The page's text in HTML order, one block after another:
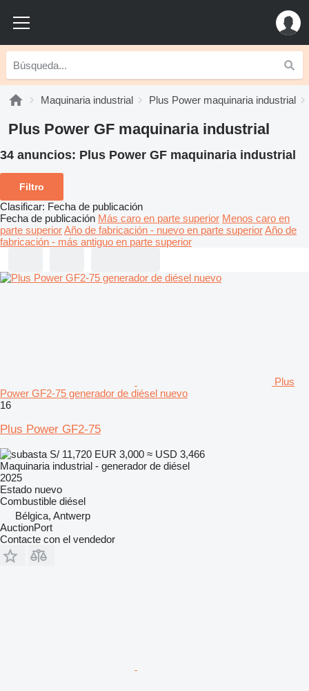
Maquinaria industrial Plus Power maquinaria industrial
Plus Power GF maquinaria industrial
34 anuncios: Plus Power GF maquinaria industrial
Filtro
Clasificar: Fecha de publicación
Fecha de publicación Más caro en parte superior Menos caro en
parte superiorAño de fabricación - nuevo en parte superiorAño de
fabricación - más antiguo en parte superior
Plus
Power GF2-75 generador de diésel nuevo
16
Plus Power GF2-75
S/ 11,720 EUR 3,000 ≈ USD 3,466
Maquinaria industrial - generador de diésel
2025
Estado nuevo
Combustible diésel
Bélgica, Antwerp
AuctionPort
Contacte con el vendedor